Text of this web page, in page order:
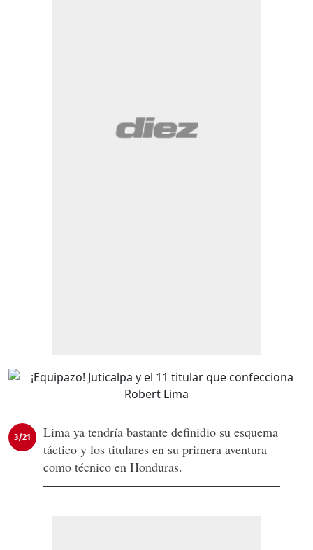
3/21
Lima ya tendría bastante definidio su esquema
táctico y los titulares en su primera aventura
como técnico en Honduras.